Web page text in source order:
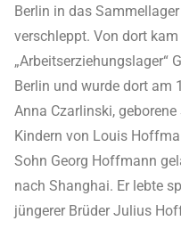
Berlin in das
verschleppt. Von dort
„Arbeitserziehungslager“
Berlin und wurde dort am
Anna Czarlinski,
Kindern von Louis
Sohn Georg Hoffmann
nach Shanghai. Er lebte
jüngerer Brüder Julius